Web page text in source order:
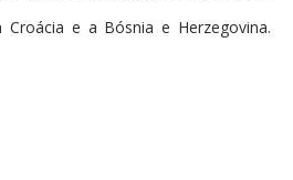
e a Bósnia e Herzegovina.